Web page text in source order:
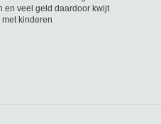
en veel geld daardoor kwijt
kinderen